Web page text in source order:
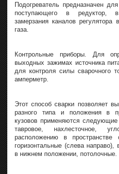
Подогреватель предназначен
поступающего в редуктор,
замерзания каналов
газа.
Контрольные приборы. Для
выходных зажимах источника
для контроля силы сварочного
амперметр.
Этот способ сварки позволяет
разного типа и положения в
кузовов применяются
тавровое, нахлесточное,
расположению в
горизонтальные (слева направо),
в нижнем положении, потолочные.